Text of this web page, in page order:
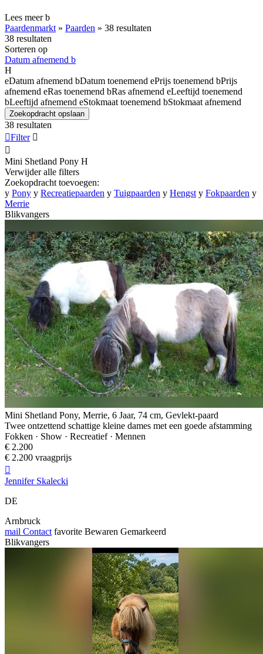
Lees meerb
Paardenmarkt » Paarden » 38 resultaten
38 resultaten
Sorteren op
Datum afnemend b
H
eDatum afnemend bDatum toenemend ePrijs toenemend bPrijs
afnemend eRas toenemend bRas afnemend eLeeftijd toenemend
bLeeftijd afnemend eStokmaat toenemend bStokmaat afnemend
Zoekopdracht opslaan
38 resultaten
Filter 

Mini Shetland Pony H
Verwijder alle filters
Zoekopdracht toevoegen:
y Pony y Recreatiepaarden y Tuigpaarden y Hengst y Fokpaarden y
Merrie
Blikvangers
Mini Shetland Pony, Merrie, 6 Jaar, 74 cm, Gevlekt-paard
Twee ontzettend schattige kleine dames met een goede afstamming
Fokken · Show · Recreatief · Mennen
€ 2.200
€ 2.200 vraagprijs

Jennifer Skalecki
DE
Arnbruck
mail Contact favorite Bewaren Gemarkeerd
Blikvangers